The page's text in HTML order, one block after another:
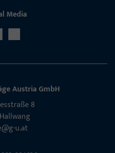
Media
Aus­tria GmbH
8
u.at